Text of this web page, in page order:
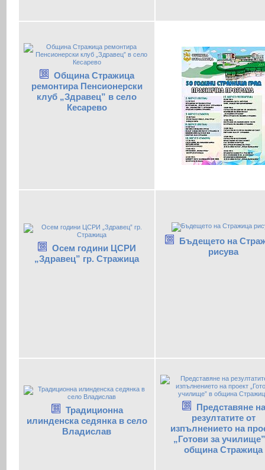
Община Стражица
ремонтира Пенсионерски
клуб „Здравец” в село
Кесарево
Осем години ЦСРИ
„Здравец” гр. Стражица
Бъдещето на
рисува
Традиционна
илинденска седянка в село
Владислав
Представяне на
резултатите от
изпълнението на
„Готови за
община Стражица